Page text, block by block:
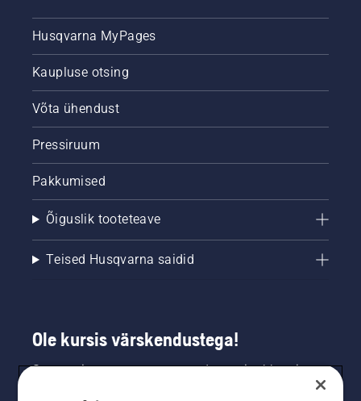
Husqvarna MyPages
Kaupluse otsing
Võta ühendust
Pressiruum
Pakkumised
Õiguslik tooteteave
Teised Husqvarna saidid
Ole kursis värskendustega!
Saa uusimat teavet uute toodete, eripakkumiste